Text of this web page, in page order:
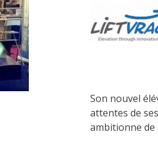
Son nouvel
attentes de
ambitionne de